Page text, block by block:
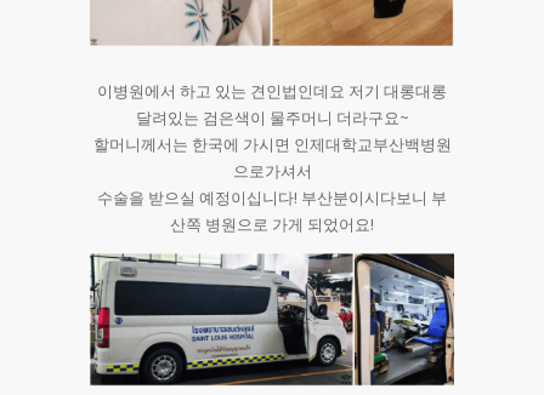
이병원에서 하고 있는 견인법인데요 저기 대롱대롱
달려있는 검은색이 물주머니 더라구요~
할머니께서는 한국에 가시면 인제대학교부산백병원
으로가셔서
수술을 받으실 예정이십니다! 부산분이시다보니 부
산쪽 병원으로 가게 되었어요!